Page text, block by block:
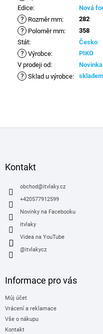
Edice: Nová
? Rozměr mm: 282
? Poloměr mm:
358
Stát: Česko
? Výrobce:
PIKO
V prodeji od:
? Sklad u výrobce:
Kontakt
obchod@itvlaky.cz
+420577912599
Novinky na Facebooku
itvlaky
Videa na YouTube
@itvlakycz
Informace pro vás
Můj účet
Vrácení a reklamace
Vše o nákupu
Kontakt